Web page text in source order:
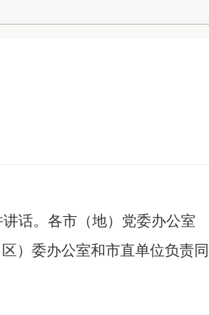
话。各市（地）党委办公室
）委办公室和市直单位负责同